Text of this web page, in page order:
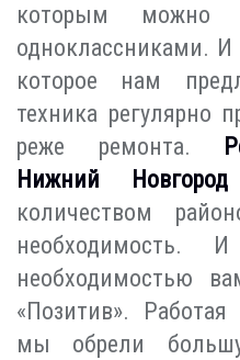
которым можно
одноклассниками.
которое нам
техника регулярно
реже ремонта.
Нижний Новгород
количеством
необходимость.
необходимостью
«Позитив».
мы обрели